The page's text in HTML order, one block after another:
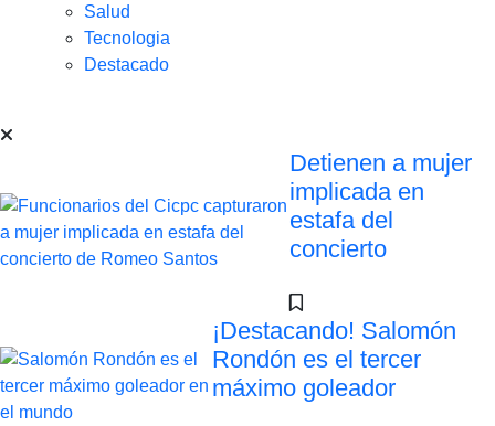
Salud
Tecnologia
Destacado
Detienen a mujer
implicada en
estafa del
concierto
¡Destacando! Salomón
Rondón es el tercer
máximo goleador